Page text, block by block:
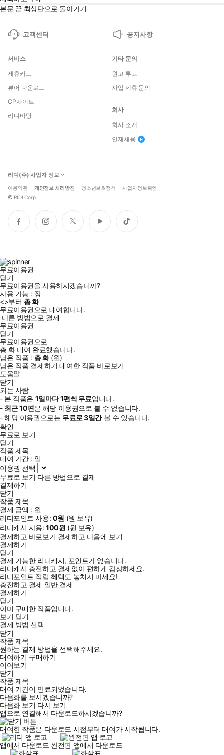
을 따라가며 자신의 인생을 새롭게 설계해보라. ‘뭐든 잘되는 사
본문 끝 최상단으로 돌아가기
고객센터 공지사항
서비스
제휴카드
뷰어 다운로드
CP사이트
리디바탕
기타 문의
원고 투고
사업 제휴 문의
회사
회사 소개
인재채용
리디(주) 사업자 정보
이용약관 개인정보 처리방침 청소년보호정책 사업자정보확인
© RIDI Corp.
페
이
인
스
트
위
유
튜
틱
톡
무료이용권
닫기
무료이용권을 사용하시겠습니까?
사용 가능 : 장
<>부터 총화
무료이용권으로 대여합니다.
다른 방법으로 결제
무료이용권
닫기
무료이용권으로
총 화대여 완료했습니다.
남은 작품 : 총화(원)
남은 작품 결제하기 대여한 작품 바로보기
도움말
닫기
되는 사람
- 본 작품은 1일마다1편씩 무료입니다.
- 최근10편은 해당 이용권으로 볼 수 없습니다.
- 해당 이용권으로는 무료로3일간볼 수 있습니다.
확인
무료로 보기
닫기
작품 제목
대여 기간 : 일
이용권 선택
무료로 보기 다른 방법으로 결제
결제하기
닫기
작품 제목
결제 금액 : 원
리디포인트 사용: 0원 (원 보유)
리디캐시 사용:100원 (원 보유)
결제하고 바로보기 결제하고 다음에 보기
결제하기
닫기
결제 가능한 리디캐시, 포인트가 없습니다.
리디캐시 충전하고 결제없이 편하게 감상하세요.
리디포인트 적립 혜택도 놓치지 마세요!
충전하고 결제 일반 결제
결제하기
닫기
이미 구매한 작품입니다.
보기 닫기
결제 방법 선택
닫기
작품 제목
원하는 결제 방법을 선택해주세요.
대여하기 구매하기
이어보기
닫기
작품 제목
대여 기간이 만료되었습니다.
다음화를 보시겠습니까?
다음화 보기 다시 보기
앱으로 연결해서 다운로드하시겠습니까?
대여한 작품은 다운로드 시점부터 대여가 시작됩니다.
앱에서 다운로드 완전판 앱에서 다운로드